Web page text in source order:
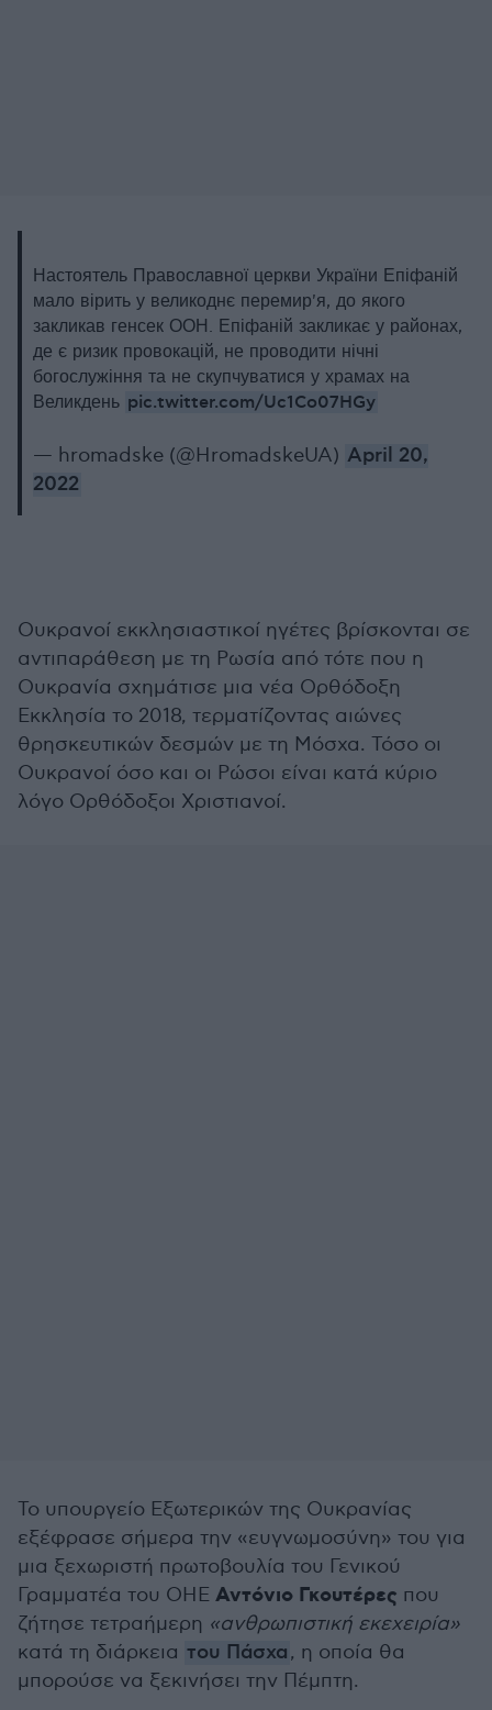
Настоятель Православної церкви України Епіфаній
мало вірить у великоднє перемир'я, до якого
закликав генсек ООН. Епіфаній закликає у районах,
де є ризик провокацій, не проводити нічні
богослужіння та не скупчуватися у храмах на
Великдень pic.twitter.com/Uc1Co07HGy
— hromadske (@HromadskeUA) April 20,
2022
Ουκρανοί εκκλησιαστικοί ηγέτες βρίσκονται σε
αντιπαράθεση με τη Ρωσία από τότε που η
Ουκρανία σχημάτισε μια νέα Ορθόδοξη
Εκκλησία το 2018, τερματίζοντας αιώνες
θρησκευτικών δεσμών με τη Μόσχα. Τόσο οι
Ουκρανοί όσο και οι Ρώσοι είναι κατά κύριο
λόγο Ορθόδοξοι Χριστιανοί.
Το υπουργείο Εξωτερικών της Ουκρανίας
εξέφρασε σήμερα την «ευγνωμοσύνη» του για
μια ξεχωριστή πρωτοβουλία του Γενικού
Γραμματέα του ΟΗΕ Αντόνιο Γκουτέρες που
ζήτησε τετραήμερη «ανθρωπιστική εκεχειρία»
κατά τη διάρκεια του Πάσχα, η οποία θα
μπορούσε να ξεκινήσει την Πέμπτη.